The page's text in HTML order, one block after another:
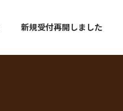
新規受付再開しました